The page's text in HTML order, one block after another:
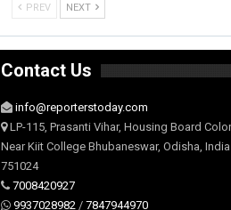
PREV NEXT
Contact Us
info@reporterstoday.com
LP-115, Prasanti Vihar, Housing Board
Near Kiit College Bhubaneswar, Odisha, India
751024
7008420927
9937028982 / 7847944970